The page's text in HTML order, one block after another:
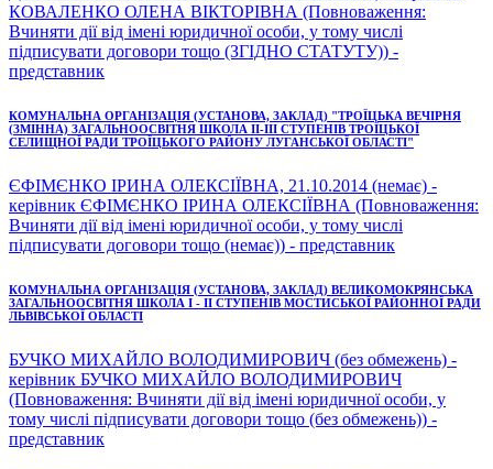
КОВАЛЕНКО ОЛЕНА ВІКТОРІВНА (Повноваження:
Вчиняти дії від імені юридичної особи, у тому числі
підписувати договори тощо (ЗГІДНО СТАТУТУ)) -
представник
КОМУНАЛЬНА ОРГАНІЗАЦІЯ (УСТАНОВА, ЗАКЛАД) "ТРОЇЦЬКА ВЕЧІРНЯ
(ЗМІННА) ЗАГАЛЬНООСВІТНЯ ШКОЛА ІІ-ІІІ СТУПЕНІВ ТРОЇЦЬКОЇ
СЕЛИЩНОЇ РАДИ ТРОЇЦЬКОГО РАЙОНУ ЛУГАНСЬКОЇ ОБЛАСТІ"
ЄФІМЄНКО ІРИНА ОЛЕКСІЇВНА, 21.10.2014 (немає) -
керівник ЄФІМЄНКО ІРИНА ОЛЕКСІЇВНА (Повноваження:
Вчиняти дії від імені юридичної особи, у тому числі
підписувати договори тощо (немає)) - представник
КОМУНАЛЬНА ОРГАНІЗАЦІЯ (УСТАНОВА, ЗАКЛАД) ВЕЛИКОМОКРЯНСЬКА
ЗАГАЛЬНООСВІТНЯ ШКОЛА І - ІІ СТУПЕНІВ МОСТИСЬКОЇ РАЙОННОЇ РАДИ
ЛЬВІВСЬКОЇ ОБЛАСТІ
БУЧКО МИХАЙЛО ВОЛОДИМИРОВИЧ (без обмежень) -
керівник БУЧКО МИХАЙЛО ВОЛОДИМИРОВИЧ
(Повноваження: Вчиняти дії від імені юридичної особи, у
тому числі підписувати договори тощо (без обмежень)) -
представник